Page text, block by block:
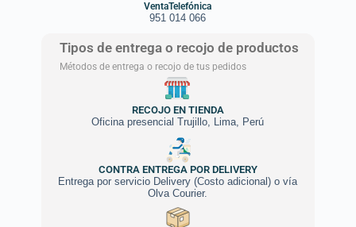
VentaTelefónica
951 014 066
Tipos de entrega o recojo de productos
Métodos de entrega o recojo de tus pedidos
RECOJO EN TIENDA
Oficina presencial Trujillo, Lima, Perú
CONTRA ENTREGA POR DELIVERY
Entrega por servicio Delivery (Costo adicional) o vía
Olva Courier.